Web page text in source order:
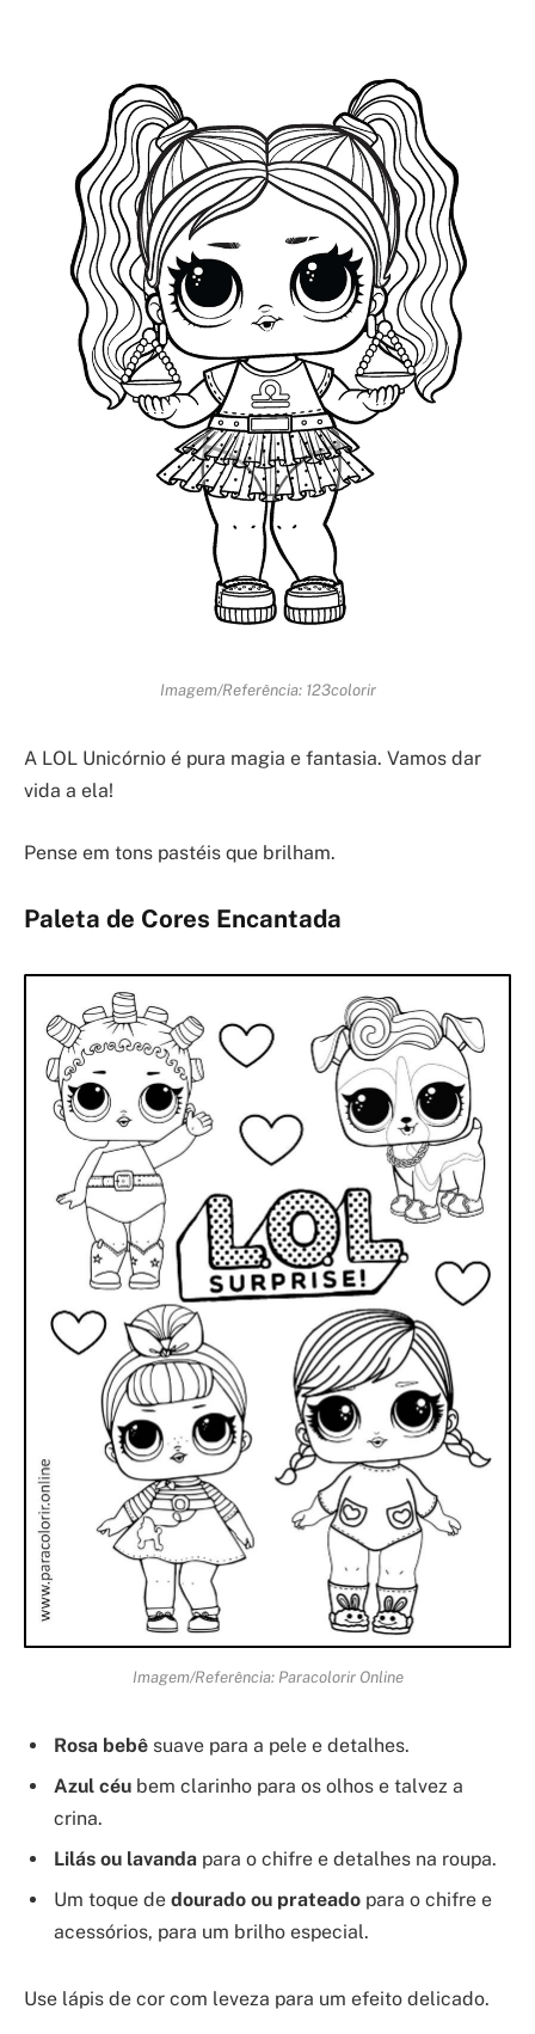
Imagem/Referência: 123colorir
A LOL Unicórnio é pura magia e fantasia. Vamos dar
vida a ela!
Pense em tons pastéis que brilham.
Paleta de Cores Encantada
Imagem/Referência: Paracolorir Online
Rosa bebê suave para a pele e detalhes.
Azul céu bem clarinho para os olhos e talvez a
crina.
Lilás ou lavanda para o chifre e detalhes na roupa.
Um toque de dourado ou prateado para o chifre e
acessórios, para um brilho especial.
Use lápis de cor com leveza para um efeito delicado.